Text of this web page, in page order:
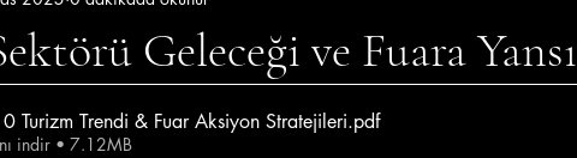
Geleceği ve Fuara
Turizm Trendi & Fuar Aksiyon Stratejileri.pdf
indir • 7.12MB